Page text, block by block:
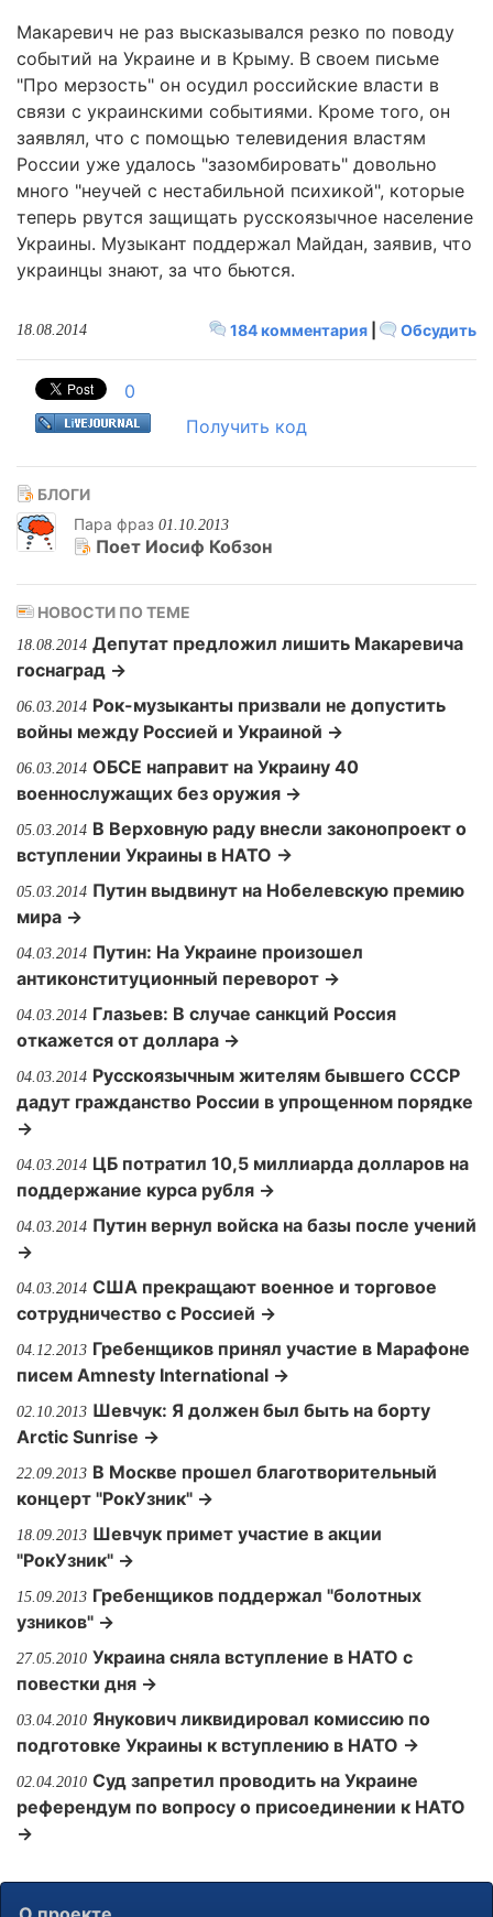
Макаревич не раз высказывался резко по поводу
событий на Украине и в Крыму. В своем письме
"Про мерзость" он осудил российские власти в
связи с украинскими событиями. Кроме того, он
заявлял, что с помощью телевидения властям
России уже удалось "зазомбировать" довольно
много "неучей с нестабильной психикой", которые
теперь рвутся защищать русскоязычное население
Украины. Музыкант поддержал Майдан, заявив, что
украинцы знают, за что бьются.
184 комментария Обсудить
18.08.2014
0
Получить код
БЛОГИ
Пара фраз 01.10.2013
Поет Иосиф Кобзон
НОВОСТИ ПО ТЕМЕ
18.08.2014 Депутат предложил лишить Макаревича
госнаград →
06.03.2014 Рок-музыканты призвали не допустить
войны между Россией и Украиной →
06.03.2014 ОБСЕ направит на Украину 40
военнослужащих без оружия →
05.03.2014 В Верховную раду внесли законопроект о
вступлении Украины в НАТО →
05.03.2014 Путин выдвинут на Нобелевскую премию
мира →
04.03.2014 Путин: На Украине произошел
антиконституционный переворот →
04.03.2014 Глазьев: В случае санкций Россия
откажется от доллара →
04.03.2014 Русскоязычным жителям бывшего СССР
дадут гражданство России в упрощенном порядке
→
04.03.2014 ЦБ потратил 10,5 миллиарда долларов на
поддержание курса рубля →
04.03.2014 Путин вернул войска на базы после учений
→
04.03.2014 США прекращают военное и торговое
сотрудничество с Россией →
04.12.2013 Гребенщиков принял участие в Марафоне
писем Amnesty International →
02.10.2013 Шевчук: Я должен был быть на борту
Arctic Sunrise →
22.09.2013 В Москве прошел благотворительный
концерт "РокУзник" →
18.09.2013 Шевчук примет участие в акции
"РокУзник" →
15.09.2013 Гребенщиков поддержал "болотных
узников" →
27.05.2010 Украина сняла вступление в НАТО с
повестки дня →
03.04.2010 Янукович ликвидировал комиссию по
подготовке Украины к вступлению в НАТО →
02.04.2010 Суд запретил проводить на Украине
референдум по вопросу о присоединении к НАТО
→